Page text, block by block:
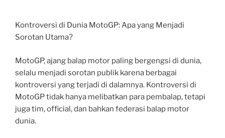
Kontroversi di Dunia MotoGP: Apa yang Menjadi
Sorotan Utama?
MotoGP, ajang balap motor paling bergengsi di dunia,
selalu menjadi sorotan publik karena berbagai
kontroversi yang terjadi di dalamnya. Kontroversi di
MotoGP tidak hanya melibatkan para pembalap, tetapi
juga tim, official, dan bahkan federasi balap motor
dunia.